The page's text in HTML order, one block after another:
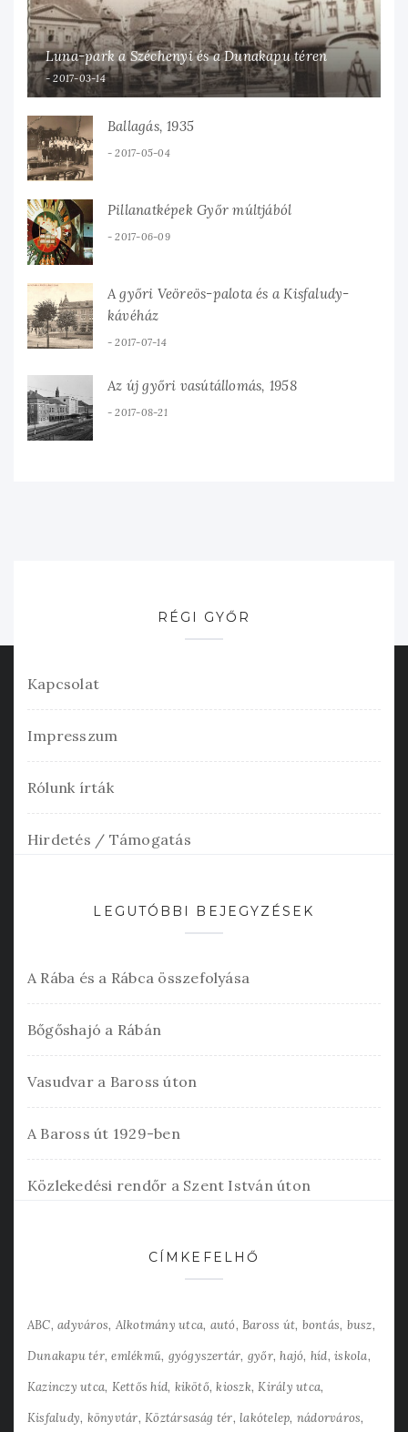
Luna-park a Széchenyi és a Dunakapu téren
2017-03-14
Ballagás, 1935
2017-05-04
Pillanatképek Győr múltjából
2017-06-09
A győri Veöreös-palota és a Kisfaludy-
kávéház
2017-07-14
Az új győri vasútállomás, 1958
2017-08-21
RÉGI GYŐR
Kapcsolat
Impresszum
Rólunk írták
Hirdetés / Támogatás
LEGUTÓBBI BEJEGYZÉSEK
A Rába és a Rábca összefolyása
Bőgőshajó a Rábán
Vasudvar a Baross úton
A Baross út 1929-ben
Közlekedési rendőr a Szent István úton
CÍMKEFELHŐ
ABC adyváros Alkotmány utca autó Baross út bontás busz
Dunakapu tér emlékmű gyógyszertár győr hajó híd iskola
Kazinczy utca Kettős híd kikötő kioszk Király utca
Kisfaludy könyvtár Köztársaság tér lakótelep nádorváros